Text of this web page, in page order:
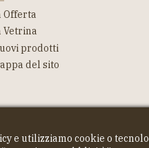
Offerta
Vetrina
prodotti
del sito
e utilizziamo cookie o